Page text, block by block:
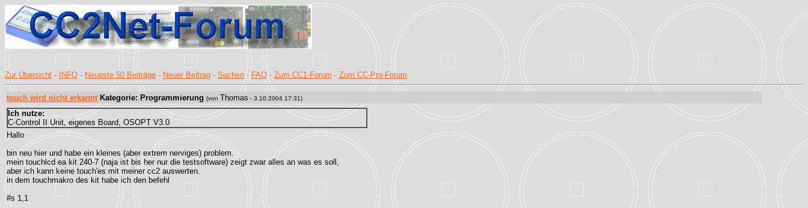
Zur Übersicht - INFO - Neueste 50 Beiträge - Neuer Beitrag - Suchen - FAQ - Zum CC1-Forum - Zum CC-Pro-Forum
touch wird nicht erkanntKategorie: Programmierung (von Thomas - 3.10.2004 17:31)
Ich nutze:
C-Control II Unit, eigenes Board, OSOPT V3.0
Hallo
bin neu hier und habe ein kleines (aber extrem nerviges) problem.
mein touchlcd ea kit 240-7 (naja ist bis her nur die testsoftware) zeigt zwar alles an was es soll,
aber ich kann keine touch'es mit meiner cc2 auswerten.
in dem touchmakro des kit habe ich den befehl
#s 1,1